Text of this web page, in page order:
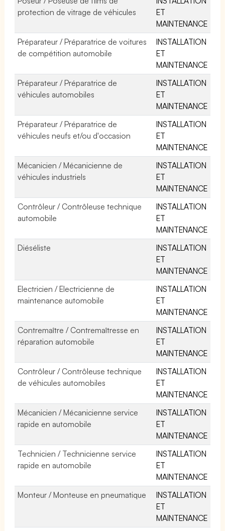
protection de vitrage de véhicules
ET
MAINTENANCE
Préparateur / Préparatrice de voitures
de compétition automobile
INSTALLATION
ET
MAINTENANCE
Préparateur / Préparatrice de
véhicules automobiles
INSTALLATION
ET
MAINTENANCE
Préparateur / Préparatrice de
véhicules neufs et/ou d'occasion
INSTALLATION
ET
MAINTENANCE
Mécanicien / Mécanicienne de
véhicules industriels
INSTALLATION
ET
MAINTENANCE
Contrôleur / Contrôleuse technique
automobile
INSTALLATION
ET
MAINTENANCE
Diéséliste
INSTALLATION
ET
MAINTENANCE
Electricien / Electricienne de
maintenance automobile
INSTALLATION
ET
MAINTENANCE
Contremaître / Contremaîtresse en
réparation automobile
INSTALLATION
ET
MAINTENANCE
Contrôleur / Contrôleuse technique
de véhicules automobiles
INSTALLATION
ET
MAINTENANCE
Mécanicien / Mécanicienne service
rapide en automobile
INSTALLATION
ET
MAINTENANCE
Technicien / Technicienne service
rapide en automobile
INSTALLATION
ET
MAINTENANCE
Monteur / Monteuse en pneumatique
INSTALLATION
ET
MAINTENANCE